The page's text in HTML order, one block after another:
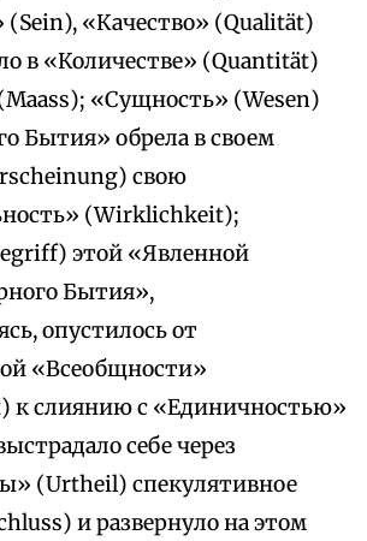
«Качество» (Qualität)
в «Количестве» (Quantität)
«Сущность» (Wesen)
Бытия» обрела в своем
свою
(Wirklichkeit);
этой «Явленной
Бытия»,
опустилось от
«Всеобщности»
к слиянию с «Единичностью»
себе через
(Urtheil) спекулятивное
и развернуло на этом